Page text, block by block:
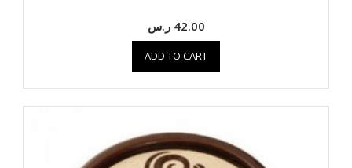
42.00 ر.س
ADD TO CART